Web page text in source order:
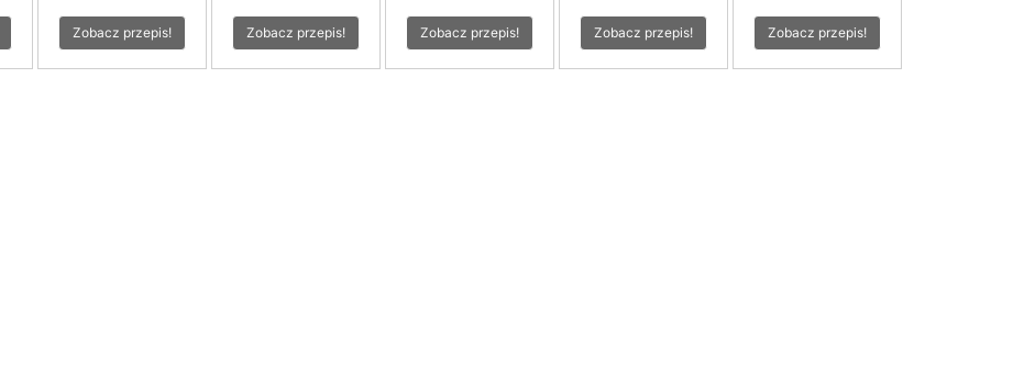
Zobacz przepis! Zobacz przepis! Zobacz przepis! Zobacz przepis! Zobacz przepis!